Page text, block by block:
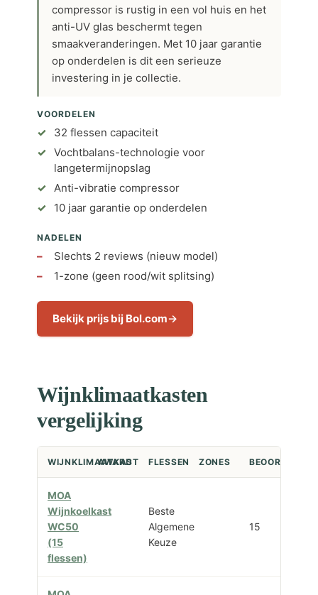
compressor is rustig in een vol huis en het
anti-UV glas beschermt tegen
smaakveranderingen. Met 10 jaar garantie
op onderdelen is dit een serieuze
investering in je collectie.
VOORDELEN
32 flessen capaciteit
Vochtbalans-technologie voor
langetermijnopslag
Anti-vibratie compressor
10 jaar garantie op onderdelen
NADELEN
Slechts 2 reviews (nieuw model)
1-zone (geen rood/wit splitsing)
Bekijk prijs bij Bol.com
Wijnklimaatkasten
vergelijking
WIJNKLIMAATKAST
AWARD FLESSEN ZONES BEOORDELING
MOA
Wijnkoelkast
WC50
(15
flessen)
Beste
Algemene
Keuze
15